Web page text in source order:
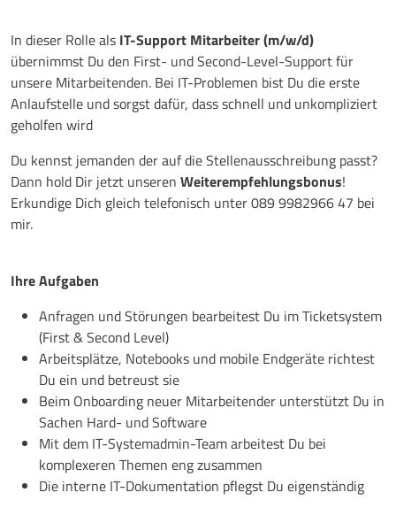
In dieser Rolle als IT-Support Mitarbeiter (m/w/d)
übernimmst Du den First- und Second-Level-Support für
unsere Mitarbeitenden. Bei IT-Problemen bist Du die erste
Anlaufstelle und sorgst dafür, dass schnell und unkompliziert
geholfen wird
Du kennst jemanden der auf die Stellenausschreibung passt?
Dann hold Dir jetzt unseren Weiterempfehlungsbonus!
Erkundige Dich gleich telefonisch unter 089 9982966 47 bei
mir.
Ihre Aufgaben
Anfragen und Störungen bearbeitest Du im Ticketsystem
(First & Second Level)
Arbeitsplätze, Notebooks und mobile Endgeräte richtest
Du ein und betreust sie
Beim Onboarding neuer Mitarbeitender unterstützt Du in
Sachen Hard- und Software
Mit dem IT-Systemadmin-Team arbeitest Du bei
komplexeren Themen eng zusammen
Die interne IT-Dokumentation pflegst Du eigenständig